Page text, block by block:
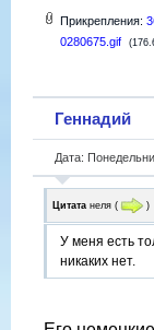
Прикрепления:
0280675.gif
Геннадий
Дата:
Цитата неля ( )
У меня есть
никаких нет.